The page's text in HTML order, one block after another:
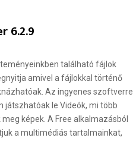
6.2.9
található fájlok
amivel a fájlokkal történő
Az ingyenes szoftverrel
játszhatóak le Videók, mi több
képek. A Free alkalmazásból
a multimédiás tartalmainkat,